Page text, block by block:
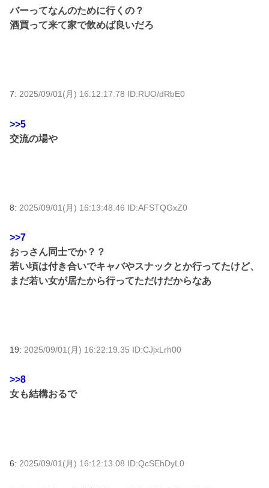
バーってなんのために行くの？
酒買って来て家で飲めば良いだろ
7: 2025/09/01(月) 16:12:17.78 ID:RUO/dRbE0
>>5
交流の場や
8: 2025/09/01(月) 16:13:48.46 ID:AFSTQGxZ0
>>7
おっさん同士でか？？
若い頃は付き合いでキャバやスナックとか行ってたけど、
まだ若い女が居たから行ってただけだからなあ
19: 2025/09/01(月) 16:22:19.35 ID:CJjxLrh00
>>8
女も結構おるで
6: 2025/09/01(月) 16:12:13.08 ID:QcSEhDyL0